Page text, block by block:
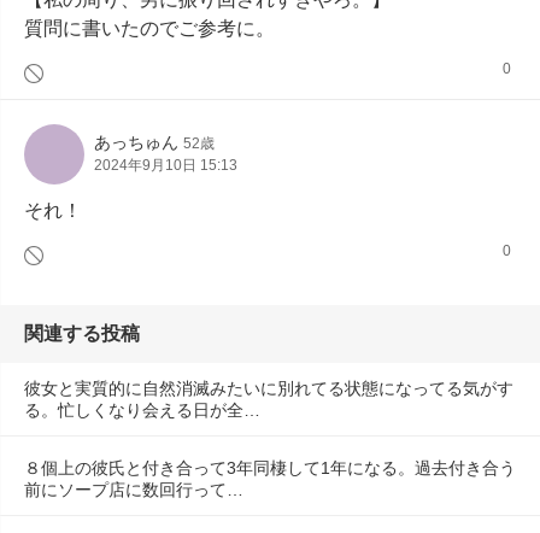
質問に書いたのでご参考に。
0
あっちゅん 52歳
2024年9月10日 15:13
それ！
0
関連する投稿
彼女と実質的に自然消滅みたいに別れてる状態になってる気がす
る。忙しくなり会える日が全…
８個上の彼氏と付き合って3年同棲して1年になる。過去付き合う
前にソープ店に数回行って…